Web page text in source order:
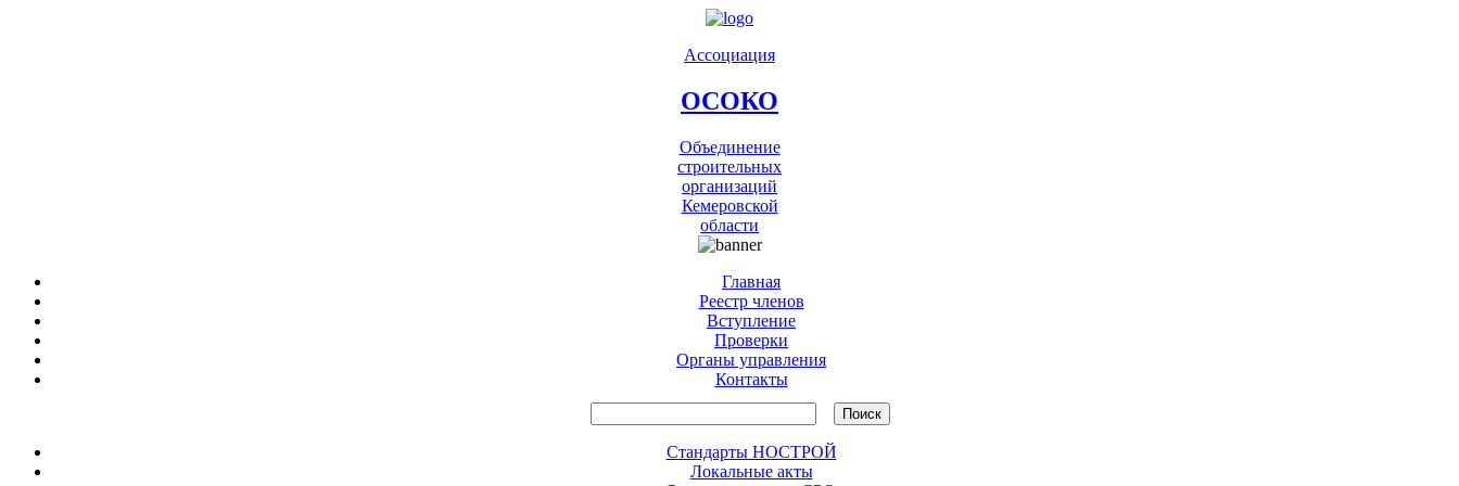
Ассоциация
ОСОКО
Объединение
строительных
организаций
Кемеровской
области
Главная
Реестр членов
Вступление
Проверки
Органы управления
Контакты
Стандарты НОСТРОЙ
Локальные акты